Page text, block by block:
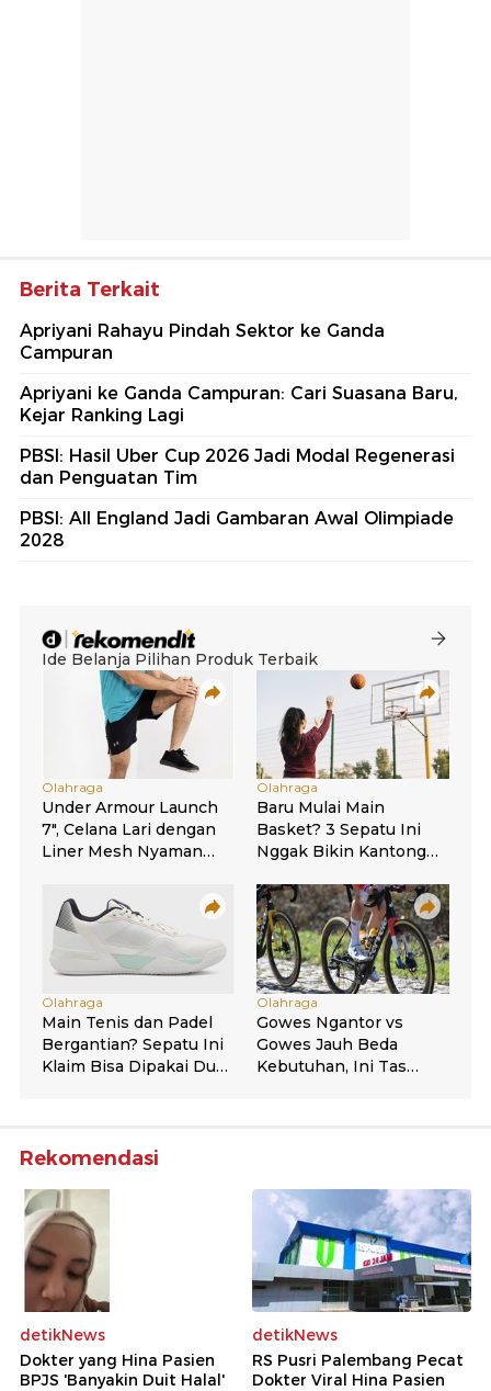
Berita Terkait
Apriyani Rahayu Pindah Sektor ke Ganda
Campuran
Apriyani ke Ganda Campuran: Cari Suasana Baru,
Kejar Ranking Lagi
PBSI: Hasil Uber Cup 2026 Jadi Modal Regenerasi
dan Penguatan Tim
PBSI: All England Jadi Gambaran Awal Olimpiade
2028
Rekomendasi
detikNews
Dokter yang Hina Pasien
BPJS 'Banyakin Duit Halal'
detikNews
RS Pusri Palembang Pecat
Dokter Viral Hina Pasien